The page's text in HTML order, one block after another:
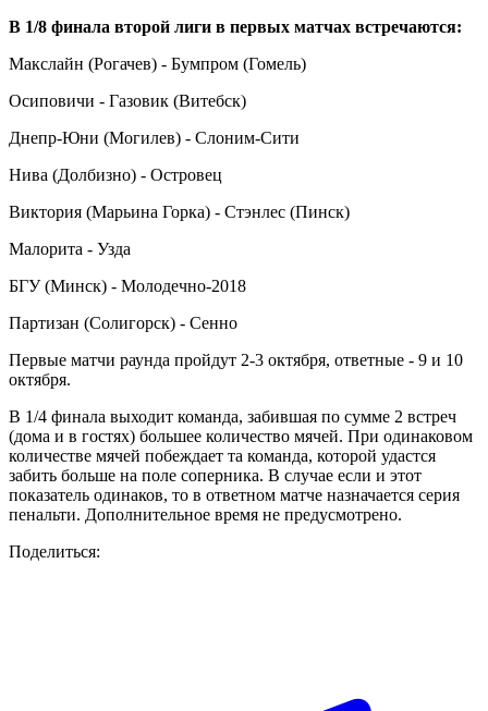
В 1/8 финала второй лиги в первых матчах встречаются:
Макслайн (Рогачев) - Бумпром (Гомель)
Осиповичи - Газовик (Витебск)
Днепр-Юни (Могилев) - Слоним-Сити
Нива (Долбизно) - Островец
Виктория (Марьина Горка) - Стэнлес (Пинск)
Малорита - Узда
БГУ (Минск) - Молодечно-2018
Партизан (Солигорск) - Сенно
Первые матчи раунда пройдут 2-3 октября, ответные - 9 и 10
октября.
В 1/4 финала выходит команда, забившая по сумме 2 встреч
(дома и в гостях) большее количество мячей. При одинаковом
количестве мячей побеждает та команда, которой удастся
забить больше на поле соперника. В случае если и этот
показатель одинаков, то в ответном матче назначается серия
пенальти. Дополнительное время не предусмотрено.
Поделиться: